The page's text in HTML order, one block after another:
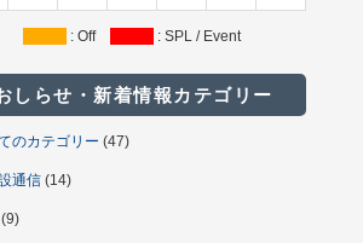
: Off : SPL / Event
しらせ・新着情報カテゴリー
のカテゴリー (47)
通信(14)
(9)